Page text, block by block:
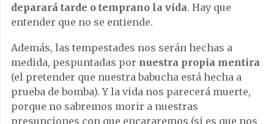
deparará tarde o temprano la vida. Hay que
entender que no se entiende.
Además, las tempestades nos serán hechas a
medida, pespuntadas por nuestra propia mentira
(el pretender que nuestra babucha está hecha a
prueba de bomba). Y la vida nos parecerá muerte,
porque no sabremos morir a nuestras
presunciones con que encararemos (si es que nos